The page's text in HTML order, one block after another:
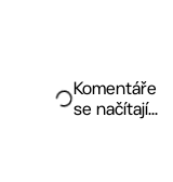
Komentáře
se načítají...